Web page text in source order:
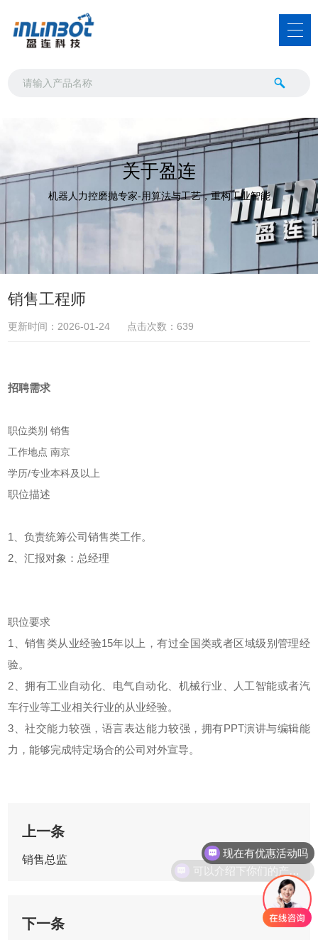
关于盈连
机器人力控磨抛专家-用算法与工艺，重构工业智能
销售工程师
更新时间：2026-01-24 点击次数：639
招聘需求
职位类别 销售
工作地点 南京
学历/专业本科及以上
职位描述
1、负责统筹公司销售类工作。
2、汇报对象：总经理
职位要求
1、销售类从业经验15年以上，有过全国类或者区域级别管理经
验。
2、拥有工业自动化、电气自动化、机械行业、人工智能或者汽
车行业等工业相关行业的从业经验。
3、社交能力较强，语言表达能力较强，拥有PPT演讲与编辑能
力，能够完成特定场合的公司对外宣导。
上一条
销售总监
下一条
可以介绍下你们的产品么